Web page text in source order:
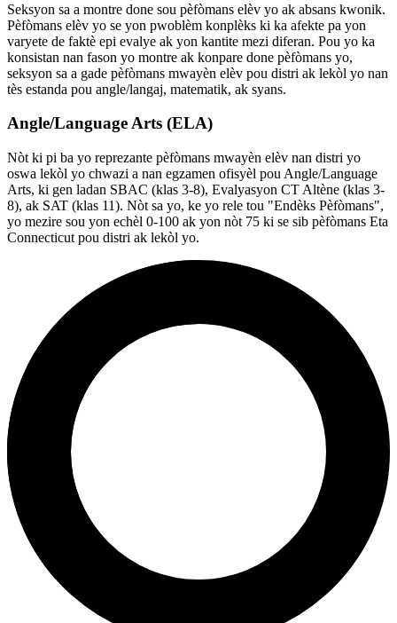
Seksyon sa a montre done sou pèfòmans elèv yo ak absans kwonik.
Pèfòmans elèv yo se yon pwoblèm konplèks ki ka afekte pa yon
varyete de faktè epi evalye ak yon kantite mezi diferan. Pou yo ka
konsistan nan fason yo montre ak konpare done pèfòmans yo,
seksyon sa a gade pèfòmans mwayèn elèv pou distri ak lekòl yo nan
tès estanda pou angle/langaj, matematik, ak syans.
Angle/Language Arts (ELA)
Nòt ki pi ba yo reprezante pèfòmans mwayèn elèv nan distri yo
oswa lekòl yo chwazi a nan egzamen ofisyèl pou Angle/Language
Arts, ki gen ladan SBAC (klas 3-8), Evalyasyon CT Altène (klas 3-
8), ak SAT (klas 11). Nòt sa yo, ke yo rele tou "Endèks Pèfòmans",
yo mezire sou yon echèl 0-100 ak yon nòt 75 ki se sib pèfòmans Eta
Connecticut pou distri ak lekòl yo.